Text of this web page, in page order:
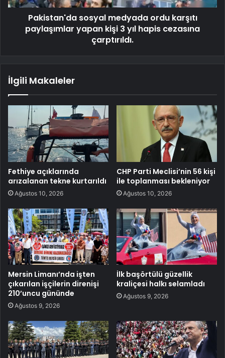
Pakistan'da sosyal medyada ordu karşıtı
paylaşımlar yapan kişi 3 yıl hapis cezasına
çarptırıldı.
İlgili Makaleler
Fethiye açıklarında
arızalanan tekne kurtarıldı
Ağustos 10, 2026
CHP Parti Meclisi’nin 56 kişi
ile toplanması bekleniyor
Ağustos 10, 2026
Mersin Limanı’nda işten
çıkarılan işçilerin direnişi
210’uncu gününde
Ağustos 9, 2026
İlk başörtülü güzellik
kraliçesi halkı selamladı
Ağustos 9, 2026